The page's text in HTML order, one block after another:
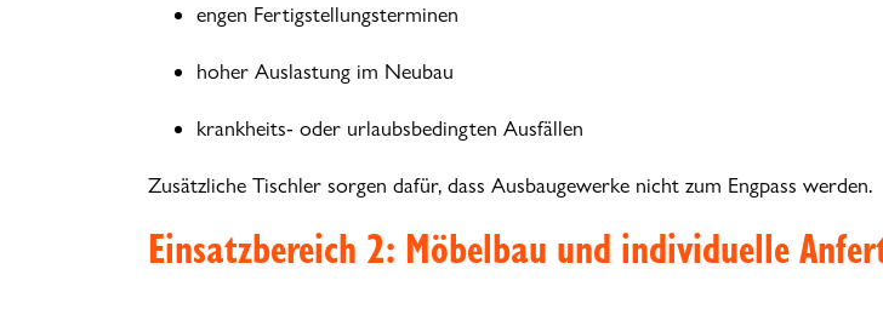
engen Fertigstellungsterminen
hoher Auslastung im Neubau
krankheits- oder urlaubsbedingten Ausfällen
Zusätzliche Tischler sorgen dafür, dass Ausbaugewerke nicht zum Engpass werden.
Einsatzbereich 2: Möbelbau und individuelle